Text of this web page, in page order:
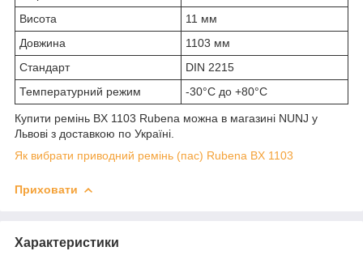
Висота
11 мм
Довжина
1103 мм
Стандарт
DIN 2215
Температурний режим
-30°C до +80°C
Купити ремінь BX 1103 Rubena можна в магазині NUNJ у
Львові з доставкою по Україні.
Як вибрати приводний ремінь (пас) Rubena BX 1103
Приховати
Характеристики